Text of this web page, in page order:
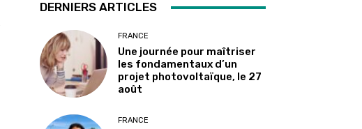
DERNIERS ARTICLES
FRANCE
Une journée pour maîtriser
les fondamentaux d’un
projet photovoltaïque, le 27
août
FRANCE